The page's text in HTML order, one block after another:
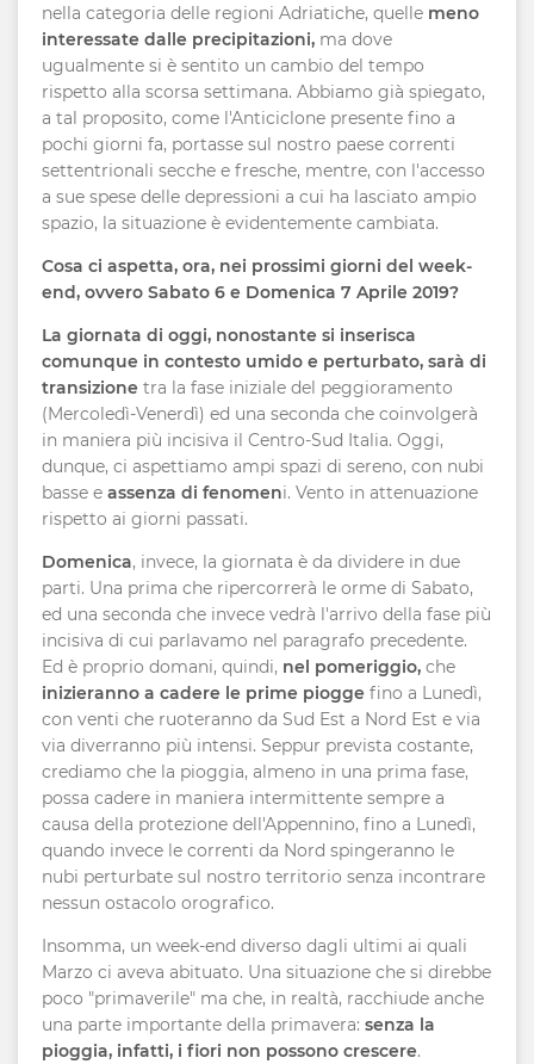
nella categoria delle regioni Adriatiche, quelle meno
interessate dalle precipitazioni, ma dove
ugualmente si è sentito un cambio del tempo
rispetto alla scorsa settimana. Abbiamo già spiegato,
a tal proposito, come l'Anticiclone presente fino a
pochi giorni fa, portasse sul nostro paese correnti
settentrionali secche e fresche, mentre, con l'accesso
a sue spese delle depressioni a cui ha lasciato ampio
spazio, la situazione è evidentemente cambiata.
Cosa ci aspetta, ora, nei prossimi giorni del week-
end, ovvero Sabato 6 e Domenica 7 Aprile 2019?
La giornata di oggi, nonostante si inserisca
comunque in contesto umido e perturbato, sarà di
transizione tra la fase iniziale del peggioramento
(Mercoledì-Venerdì) ed una seconda che coinvolgerà
in maniera più incisiva il Centro-Sud Italia. Oggi,
dunque, ci aspettiamo ampi spazi di sereno, con nubi
basse e assenza di fenomeni. Vento in attenuazione
rispetto ai giorni passati.
Domenica, invece, la giornata è da dividere in due
parti. Una prima che ripercorrerà le orme di Sabato,
ed una seconda che invece vedrà l'arrivo della fase più
incisiva di cui parlavamo nel paragrafo precedente.
Ed è proprio domani, quindi, nel pomeriggio, che
inizieranno a cadere le prime piogge fino a Lunedì,
con venti che ruoteranno da Sud Est a Nord Est e via
via diverranno più intensi. Seppur prevista costante,
crediamo che la pioggia, almeno in una prima fase,
possa cadere in maniera intermittente sempre a
causa della protezione dell'Appennino, fino a Lunedì,
quando invece le correnti da Nord spingeranno le
nubi perturbate sul nostro territorio senza incontrare
nessun ostacolo orografico.
Insomma, un week-end diverso dagli ultimi ai quali
Marzo ci aveva abituato. Una situazione che si direbbe
poco "primaverile" ma che, in realtà, racchiude anche
una parte importante della primavera: senza la
pioggia, infatti, i fiori non possono crescere.